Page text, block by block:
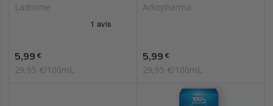
Ladrome
Prix
5,99 €
29,95 €/100mL
Arkopharma
Prix
5,99 €
29,95 €/100mL